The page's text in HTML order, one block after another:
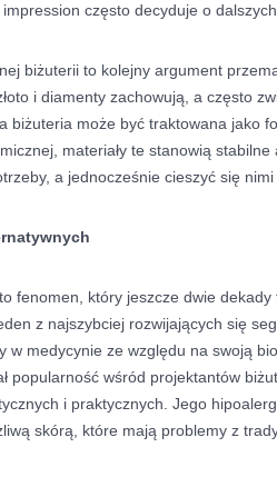
często decyduje o
biżuterii to kolejny argument
i diamenty zachowują, a często
biżuteria może być traktowana jako
materiały te stanowią
a jednocześnie cieszyć się nimi
fenomen, który jeszcze dwie dekady
z najszybciej rozwijających się
w medycynie ze względu na swoją
popularność wśród projektantów
i praktycznych. Jego
skórą, które mają problemy z